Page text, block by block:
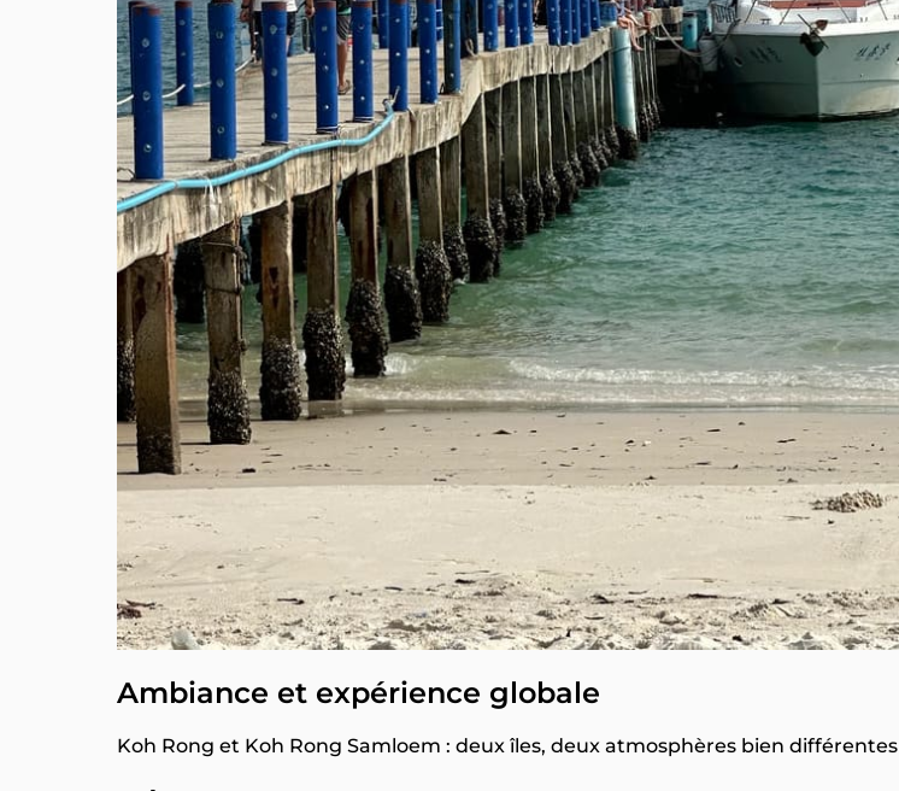
Ambiance et expérience globale
Koh Rong et Koh Rong Samloem : deux îles, deux atmosphères bien différentes